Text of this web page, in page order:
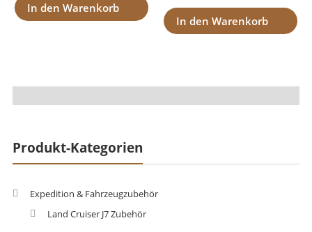
In den Warenkorb
In den Warenkorb
Produkt-Kategorien
Expedition & Fahrzeugzubehör
Land Cruiser J7 Zubehör